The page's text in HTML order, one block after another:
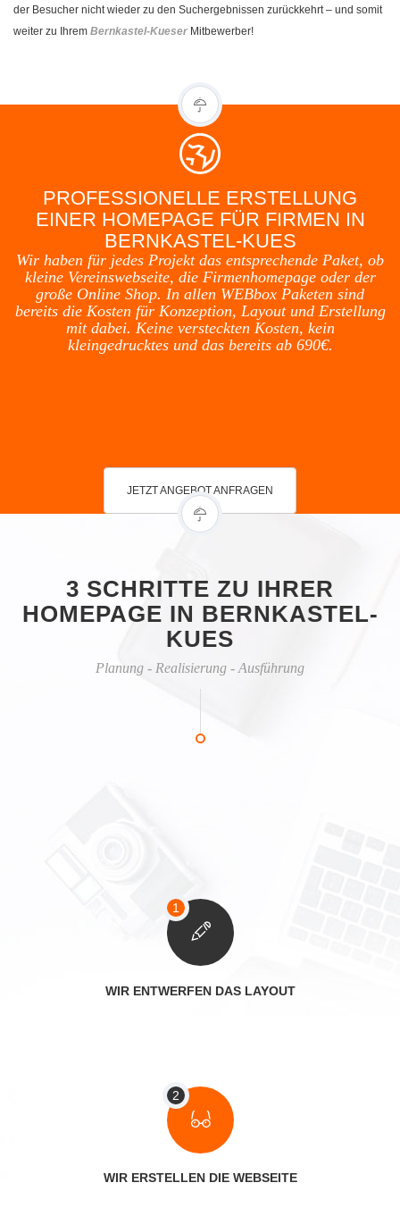
der Besucher nicht wieder zu den Suchergebnissen zurückkehrt – und somit
weiter zu Ihrem Bernkastel-Kueser Mitbewerber!
PROFESSIONELLE ERSTELLUNG
EINER HOMEPAGE FÜR FIRMEN IN
BERNKASTEL-KUES
Wir haben für jedes Projekt das entsprechende Paket, ob
kleine Vereinswebseite, die Firmenhomepage oder der
große Online Shop. In allen WEBbox Paketen sind
bereits die Kosten für Konzeption, Layout und Erstellung
mit dabei. Keine versteckten Kosten, kein
kleingedrucktes und das bereits ab 690€.
JETZT ANGEBOT ANFRAGEN
3 SCHRITTE ZU IHRER
HOMEPAGE IN BERNKASTEL-
KUES
Planung - Realisierung - Ausführung
WIR ENTWERFEN DAS LAYOUT
WIR ERSTELLEN DIE WEBSEITE